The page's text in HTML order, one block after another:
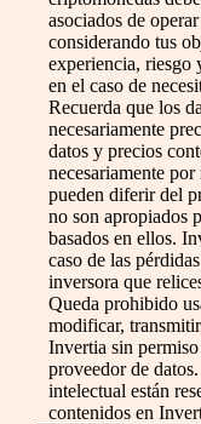
asociados de
considerando tus
experiencia, riesgo
en el caso de
Recuerda que los
necesariamente
datos y precios
necesariamente
pueden diferir del
no son apropiados
basados en ellos.
caso de las
inversora que
Queda prohibido
modificar,
Invertia sin
proveedor de
intelectual están
contenidos en